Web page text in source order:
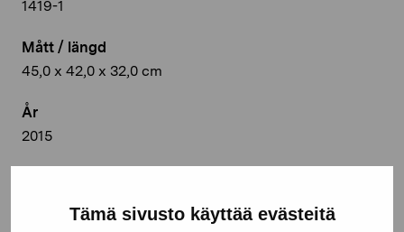
Tämä sivusto käyttää evästeitä
1419-1
Mått / längd
45,0 x 42,0 x 32,0 cm
År
2015